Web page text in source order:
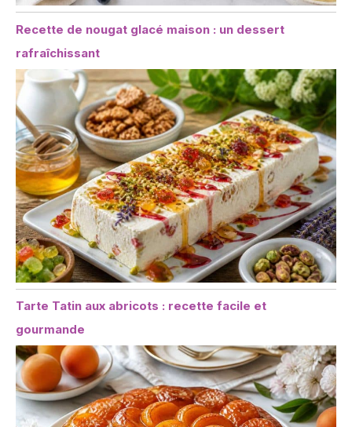
Recette de nougat glacé maison : un dessert
rafraîchissant
Tarte Tatin aux abricots : recette facile et
gourmande